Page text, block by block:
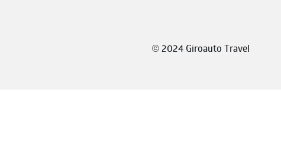
©2024 Giroauto Travel